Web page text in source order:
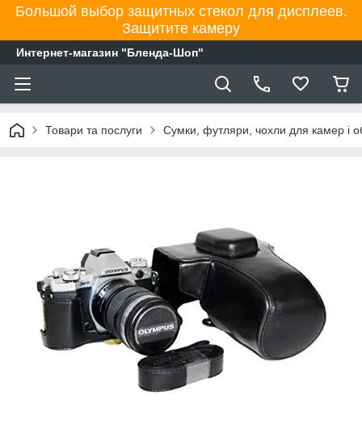
Большой выбор защитных стекол для дисплеев.
Защитите камеру
Интернет-магазин "Бленда-Шоп"
Товари та послуги Сумки, футляри, чохли для камер і